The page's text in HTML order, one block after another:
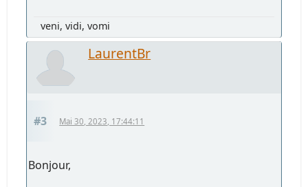
veni, vidi, vomi
LaurentBr
#3 Mai 30, 2023, 17:44:11
Bonjour,